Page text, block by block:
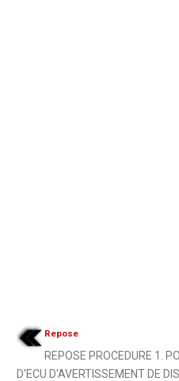
Repose
REPOSE PROCEDURE 1.
D'ECU D'AVERTISSEMENT DE